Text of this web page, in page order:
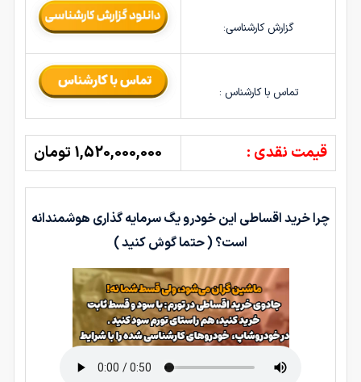
گزارش کارشناسی:
تماس با کارشناس :
قیمت نقدی : 1,520,000,000 تومان
چرا خرید اقساطی این خودرو یگ سرمایه گذاری هوشمندانه
است؟ ( حتما گوش کنید )